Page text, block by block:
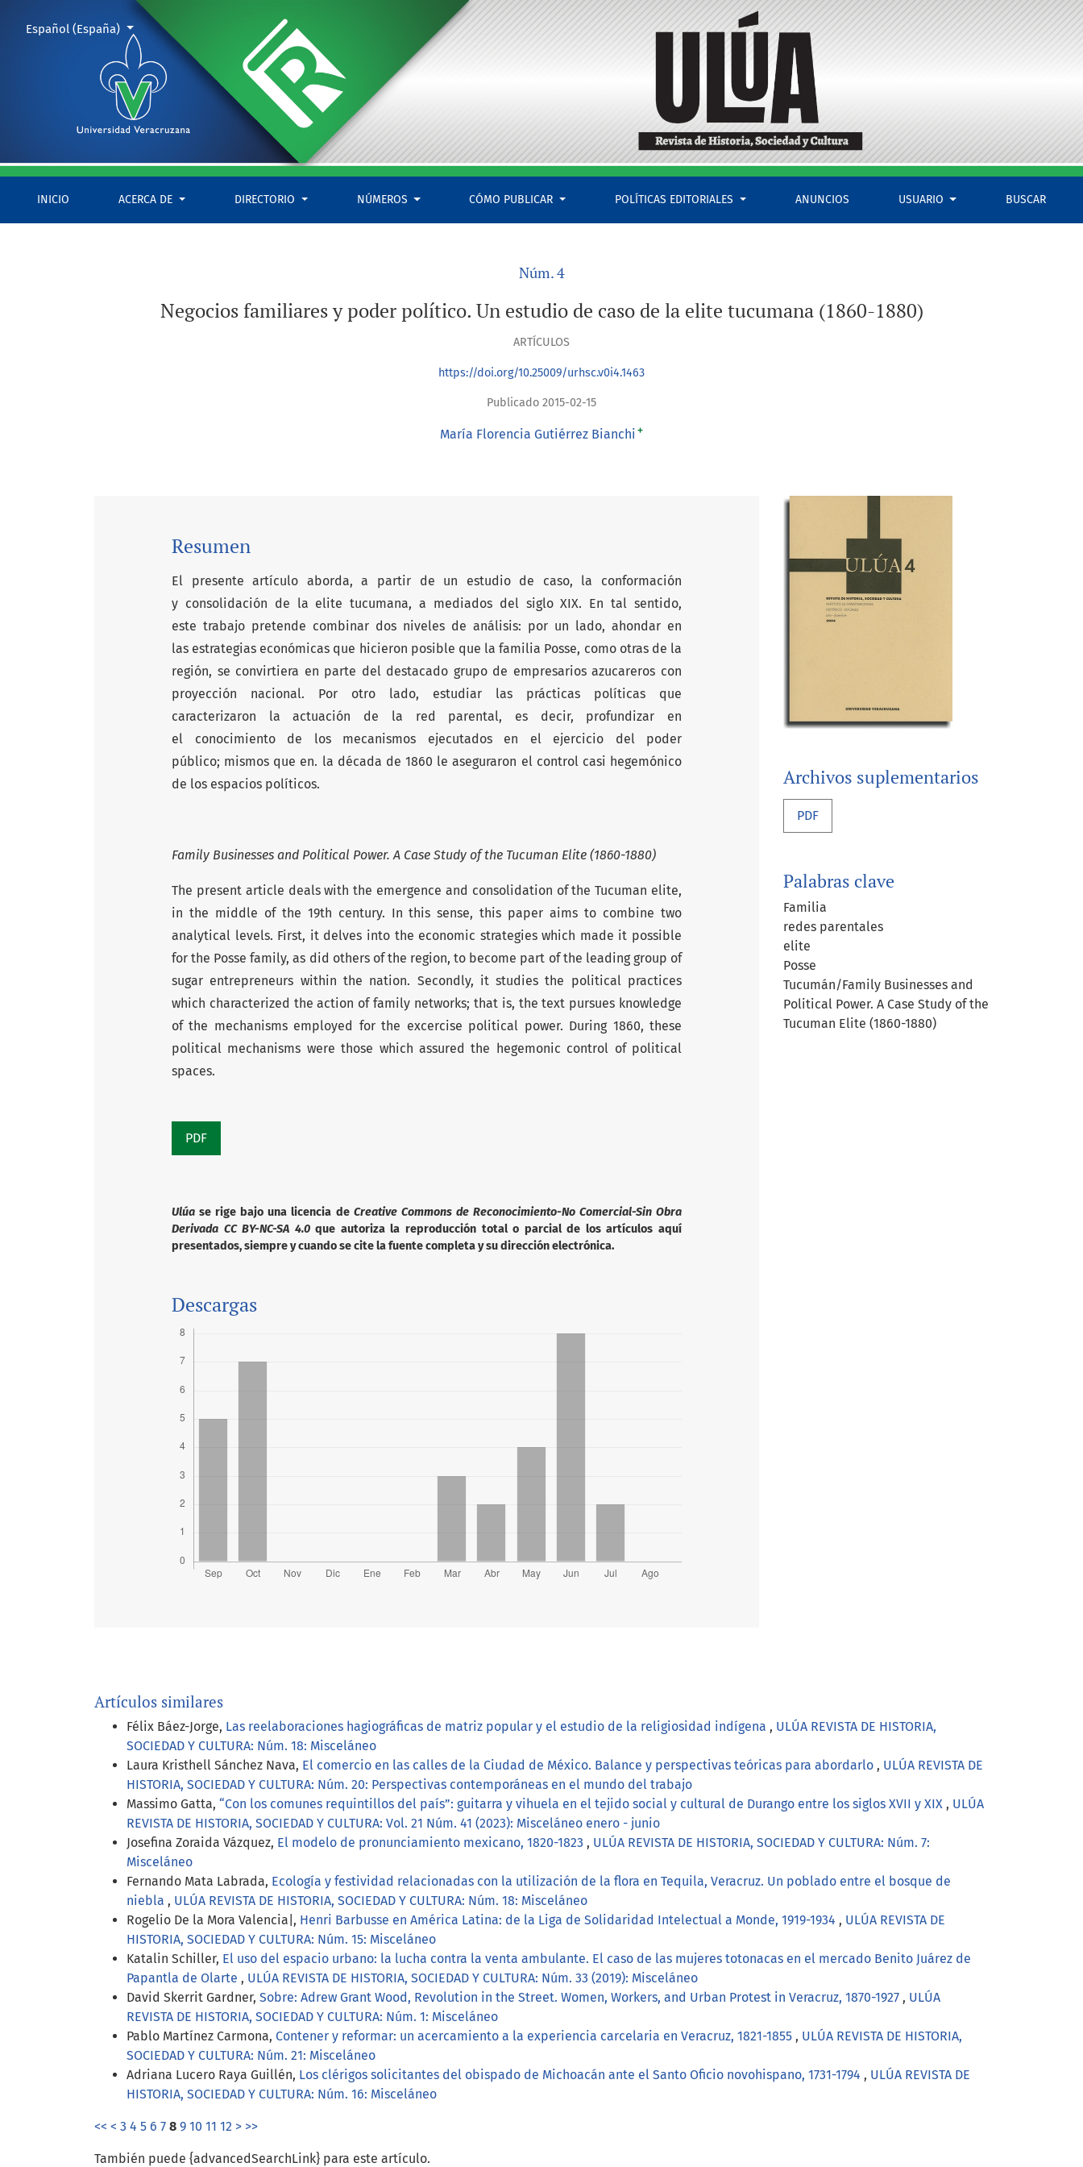
Negocios familiares y poder político. Un estudio de caso de la elite tucumana (1860-1880)
INICIO ACERCA DE DIRECTORIO NÚMEROS CÓMO PUBLICAR POLÍTICAS EDITORIALES ANUNCIOS USUARIO BUSCAR
Cambiar el idioma. El actual es:
Español (España)
Núm. 4
Negocios familiares y poder político. Un estudio de caso de la elite tucumana (1860-1880)
ARTÍCULOS
https://doi.org/10.25009/urhsc.v0i4.1463
Publicado 2015-02-15
María Florencia Gutiérrez Bianchi +
Archivos suplementarios
PDF
Palabras clave
Familia
redes parentales
elite
Posse
Tucumán/Family Businesses and
Political Power. A Case Study of the
Tucuman Elite (1860-1880)
Resumen
El presente artículo aborda, a partir de un estudio de caso, la conformación
y consolidación de la elite tucumana, a mediados del siglo XIX. En tal sentido,
este trabajo pretende combinar dos niveles de análisis: por un lado, ahondar en
las estrategias económicas que hicieron posible que la familia Posse, como otras de la
región, se convirtiera en parte del destacado grupo de empresarios azucareros con
proyección nacional. Por otro lado, estudiar las prácticas políticas que
caracterizaron la actuación de la red parental, es decir, profundizar en
el conocimiento de los mecanismos ejecutados en el ejercicio del poder
público; mismos que en. la década de 1860 le aseguraron el control casi hegemónico
de los espacios políticos.
Family Businesses and Political Power. A Case Study of the Tucuman Elite (1860-1880)
The present article deals with the emergence and consolidation of the Tucuman elite,
in the middle of the 19th century. In this sense, this paper aims to combine two
analytical levels. First, it delves into the economic strategies which made it possible
for the Posse family, as did others of the region, to become part of the leading group of
sugar entrepreneurs within the nation. Secondly, it studies the political practices
which characterized the action of family networks; that is, the text pursues knowledge
of the mechanisms employed for the excercise political power. During 1860, these
political mechanisms were those which assured the hegemonic control of political
spaces.
PDF
Ulúa se rige bajo una licencia de Creative Commons de Reconocimiento-No Comercial-Sin Obra
Derivada CC BY-NC-SA 4.0que autoriza la reproducción total o parcial de los artículos aquí
presentados, siempre y cuando se cite la fuente completa y su dirección electrónica.
Descargas
Artículos similares
Félix Báez-Jorge, Las reelaboraciones hagiográficas de matriz popular y el estudio de la religiosidad indígena , ULÚA REVISTA DE HISTORIA,
SOCIEDAD Y CULTURA: Núm. 18: Misceláneo
Laura Kristhell Sánchez Nava, El comercio en las calles de la Ciudad de México. Balance y perspectivas teóricas para abordarlo , ULÚA REVISTA DE
HISTORIA, SOCIEDAD Y CULTURA: Núm. 20: Perspectivas contemporáneas en el mundo del trabajo
Massimo Gatta, “Con los comunes requintillos del país”: guitarra y vihuela en el tejido social y cultural de Durango entre los siglos XVII y XIX , ULÚA
REVISTA DE HISTORIA, SOCIEDAD Y CULTURA: Vol. 21 Núm. 41 (2023): Misceláneo enero - junio
Josefina Zoraida Vázquez, El modelo de pronunciamiento mexicano, 1820-1823 , ULÚA REVISTA DE HISTORIA, SOCIEDAD Y CULTURA: Núm. 7:
Misceláneo
Fernando Mata Labrada, Ecología y festividad relacionadas con la utilización de la flora en Tequila, Veracruz. Un poblado entre el bosque de
niebla , ULÚA REVISTA DE HISTORIA, SOCIEDAD Y CULTURA: Núm. 18: Misceláneo
Rogelio De la Mora Valencia|, Henri Barbusse en América Latina: de la Liga de Solidaridad Intelectual a Monde, 1919-1934 , ULÚA REVISTA DE
HISTORIA, SOCIEDAD Y CULTURA: Núm. 15: Misceláneo
Katalin Schiller, El uso del espacio urbano: la lucha contra la venta ambulante. El caso de las mujeres totonacas en el mercado Benito Juárez de
Papantla de Olarte , ULÚA REVISTA DE HISTORIA, SOCIEDAD Y CULTURA: Núm. 33 (2019): Misceláneo
David Skerrit Gardner, Sobre: Adrew Grant Wood, Revolution in the Street. Women, Workers, and Urban Protest in Veracruz, 1870-1927 , ULÚA
REVISTA DE HISTORIA, SOCIEDAD Y CULTURA: Núm. 1: Misceláneo
Pablo Martínez Carmona, Contener y reformar: un acercamiento a la experiencia carcelaria en Veracruz, 1821-1855 , ULÚA REVISTA DE HISTORIA,
SOCIEDAD Y CULTURA: Núm. 21: Misceláneo
Adriana Lucero Raya Guillén, Los clérigos solicitantes del obispado de Michoacán ante el Santo Oficio novohispano, 1731-1794 , ULÚA REVISTA DE
HISTORIA, SOCIEDAD Y CULTURA: Núm. 16: Misceláneo
<< < 3 4 5 6 7 8 9 10 11 12 > >>
También puede {advancedSearchLink} para este artículo.